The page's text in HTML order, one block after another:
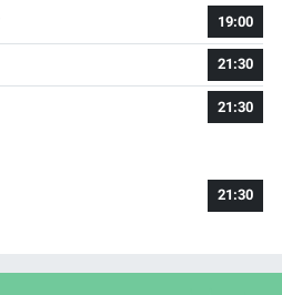
19:00
21:30
21:30
21:30